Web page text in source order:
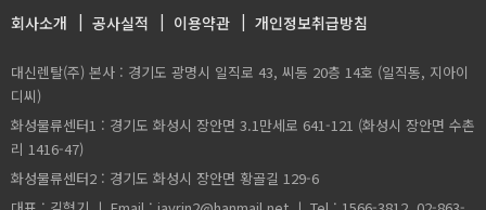
회사소개 공사실적 이용약관 개인정보취급방침
대신렌탈(주) 본사 : 경기도 광명시 일직로 43, 씨동 20층 14호 (일직동, 지아이
디씨)
화성물류센터1 : 경기도 화성시 장안면 3.1만세로 641-121 (화성시 장안면 수촌
리 1416-47)
화성물류센터2 : 경기도 화성시 장안면 황골길 129-6